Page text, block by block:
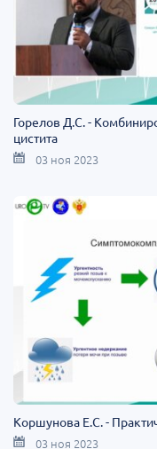
Горелов Д.С. -
цистита
03 ноя 2023
Коршунова Е.С. -
03 ноя 2023